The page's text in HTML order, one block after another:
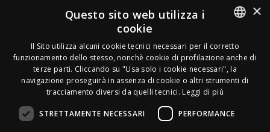
Seguici
Newsletter
ITALIAN
FRENCH
GERMAN
ENGLISH
×
Questo sito web utilizza i
cookie
Il Sito utilizza alcuni cookie tecnici necessari per il corretto
funzionamento dello stesso, nonchè cookie di profilazione anche di
terze parti. Cliccando su "Usa solo i cookie necessari", la
navigazione proseguirà in assenza di cookie o altri strumenti di
tracciamento diversi da quelli tecnici. Leggi di più
STRETTAMENTE NECESSARI PERFORMANCE